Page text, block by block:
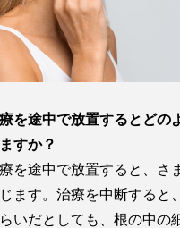
を途中で放置するとどの
すか？
を途中で放置すると、さ
ます。治療を中断すると
いだとしても、根の中の